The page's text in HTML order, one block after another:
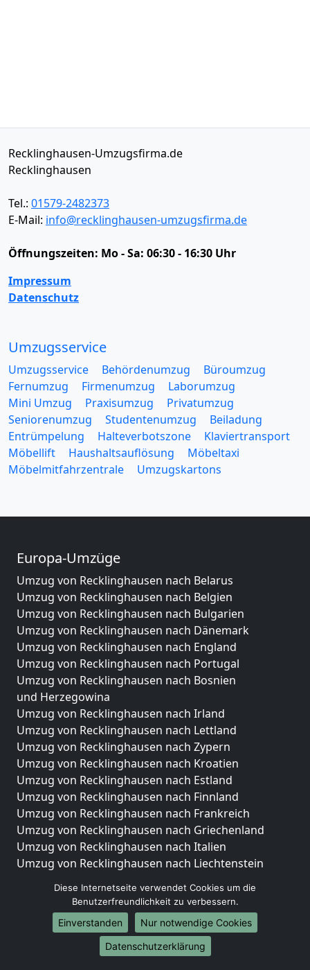
Recklinghausen-Umzugsfirma.de
Recklinghausen
Tel.: 01579-2482373
E-Mail: info@recklinghausen-umzugsfirma.de
Öffnungszeiten: Mo - Sa: 06:30 - 16:30 Uhr
Impressum
Datenschutz
Umzugsservice
Umzugsservice Behördenumzug
Büroumzug
Fernumzug
Firmenumzug
Laborumzug
Mini Umzug
Praxisumzug
Privatumzug
Seniorenumzug
Studentenumzug
Beiladung
Entrümpelung
Halteverbotszone
Klaviertransport
Möbellift
Haushaltsauflösung
Möbeltaxi
Möbelmitfahrzentrale
Umzugskartons
Europa-Umzüge
Umzug von Recklinghausen nach Belarus
Umzug von Recklinghausen nach Belgien
Umzug von Recklinghausen nach Bulgarien
Umzug von Recklinghausen nach Dänemark
Umzug von Recklinghausen nach England
Umzug von Recklinghausen nach Portugal
Umzug von Recklinghausen nach Bosnien
und Herzegowina
Umzug von Recklinghausen nach Irland
Umzug von Recklinghausen nach Lettland
Umzug von Recklinghausen nach Zypern
Umzug von Recklinghausen nach Kroatien
Umzug von Recklinghausen nach Estland
Umzug von Recklinghausen nach Finnland
Umzug von Recklinghausen nach Frankreich
Umzug von Recklinghausen nach Griechenland
Umzug von Recklinghausen nach Italien
Umzug von Recklinghausen nach Liechtenstein
Umzug von Recklinghausen nach Niederlande
Umzug von Recklinghausen nach Norwegen
Umzüge-Deutschlandweit
Diese Internetseite verwendet Cookies um die
Benutzerfreundlichkeit zu verbessern.
Einverstanden
Nur notwendige Cookies
Datenschutzerklärung